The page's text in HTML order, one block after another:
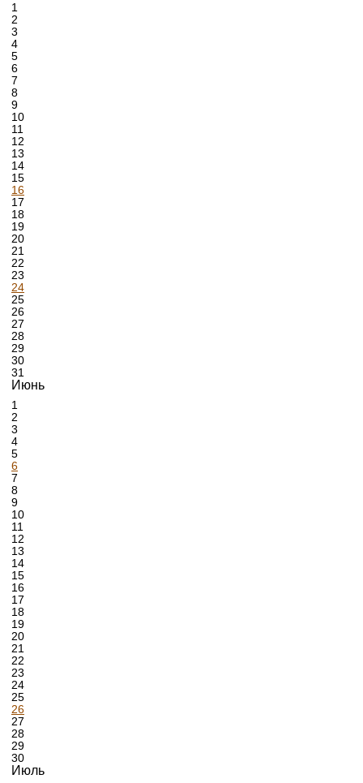
1
2
3
4
5
6
7
8
9
10
11
12
13
14
15
16
17
18
19
20
21
22
23
24
25
26
27
28
29
30
31
Июнь
1
2
3
4
5
6
7
8
9
10
11
12
13
14
15
16
17
18
19
20
21
22
23
24
25
26
27
28
29
30
Июль